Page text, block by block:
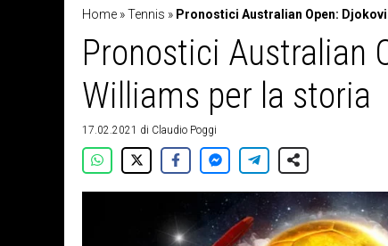
Home »Tennis » Pronostici Australian Open:
Pronostici Australian
Williams per la storia
17.02.2021 di Claudio Poggi